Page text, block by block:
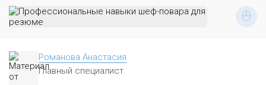
Романова Анастасия
Главный специалист